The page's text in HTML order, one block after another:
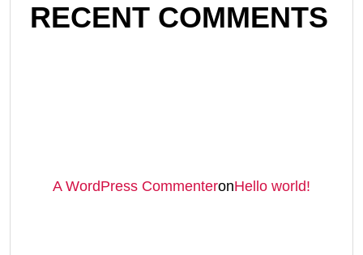
RECENT COMMENTS
A WordPress CommenteronHello world!